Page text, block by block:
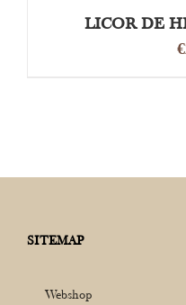
LICOR DE
€
SITEMAP
Webshop